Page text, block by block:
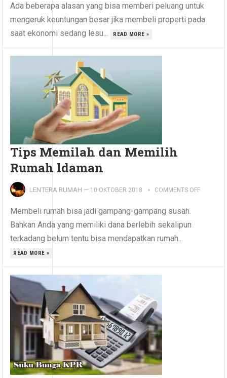
Ada beberapa alasan yang bisa memberi peluang untuk
mengeruk keuntungan besar jika membeli properti pada
saat ekonomi sedang lesu...
READ MORE »
Tips Memilah dan Memilih
Rumah ldaman
LENTERA RUMAH — 10 OKTOBER 2018 COMMENTS OFF
Membeli rumah bisa jadi gampang-gampang susah.
Bahkan Anda yang memiliki dana berlebih sekalipun
terkadang belum tentu bisa mendapatkan rumah...
READ MORE »